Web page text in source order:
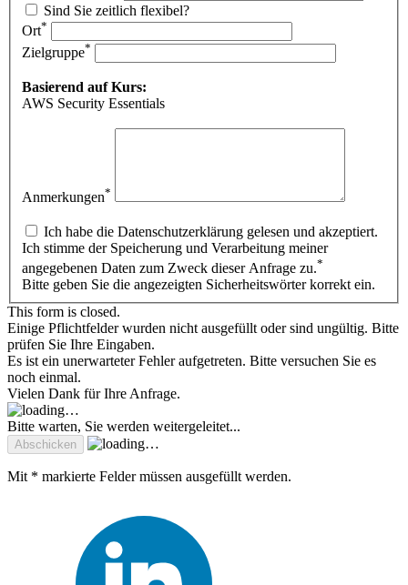
Sind Sie zeitlich flexibel?
Ort*
Zielgruppe*
Basierend auf Kurs:
AWS Security Essentials
Anmerkungen*
Ich habe die Datenschutzerklärung gelesen und akzeptiert.
Ich stimme der Speicherung und Verarbeitung meiner
angegebenen Daten zum Zweck dieser Anfrage zu.*
Bitte geben Sie die angezeigten Sicherheitswörter korrekt ein.
This form is closed.
Einige Pflichtfelder wurden nicht ausgefüllt oder sind ungültig. Bitte
prüfen Sie Ihre Eingaben.
Es ist ein unerwarteter Fehler aufgetreten. Bitte versuchen Sie es
noch einmal.
Vielen Dank für Ihre Anfrage.
Bitte warten, Sie werden weitergeleitet...
Mit * markierte Felder müssen ausgefüllt werden.